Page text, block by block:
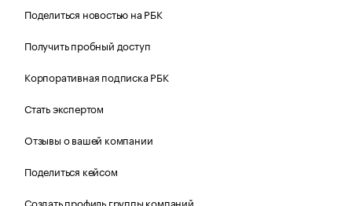
Поделиться новостью на РБК
Получить пробный доступ
Корпоративная подписка РБК
Стать экспертом
Отзывы о вашей компании
Поделиться кейсом
Создать профиль группы компаний